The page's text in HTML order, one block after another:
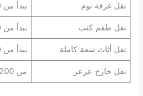
نقل غرفة نوم يبدأ من 150 ريال
نقل طقم كنب يبدأ من 300 ريال
نقل أثاث شقة كاملة يبدأ من 800 ريال
نقل خارج عرعر من 1200 إلى 2000 ريال